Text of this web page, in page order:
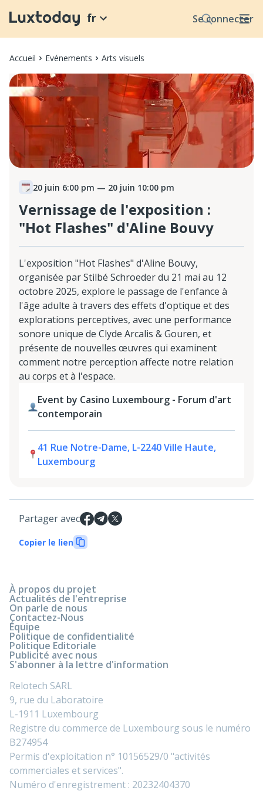
Se connecter
fr
Accueil Evénements Arts visuels
20 juin 6:00 pm — 20 juin 10:00 pm
Vernissage de l'exposition :
"Hot Flashes" d'Aline Bouvy
L'exposition "Hot Flashes" d'Aline Bouvy,
organisée par Stilbé Schroeder du 21 mai au 12
octobre 2025, explore le passage de l'enfance à
l'âge adulte à travers des effets d'optique et des
explorations perceptives, avec une performance
sonore unique de Clyde Arcalis & Gouren, et
présente de nouvelles œuvres qui examinent
comment notre perception affecte notre relation
au corps et à l'espace.
Event by Casino Luxembourg - Forum d'art
contemporain
41 Rue Notre-Dame, L-2240 Ville Haute,
Luxembourg
Partager avec
Copier le lien
À propos du projet
Actualités de l'entreprise
On parle de nous
Contactez-Nous
Équipe
Politique de confidentialité
Politique Editoriale
Publicité avec nous
S'abonner à la lettre d'information
Relotech SARL
9, rue du Laboratoire
L-1911 Luxembourg
Registre du commerce de Luxembourg sous le numéro
B274954
Permis d'exploitation n° 10156529/0 "activités
commerciales et services".
Numéro d'enregistrement : 20232404370